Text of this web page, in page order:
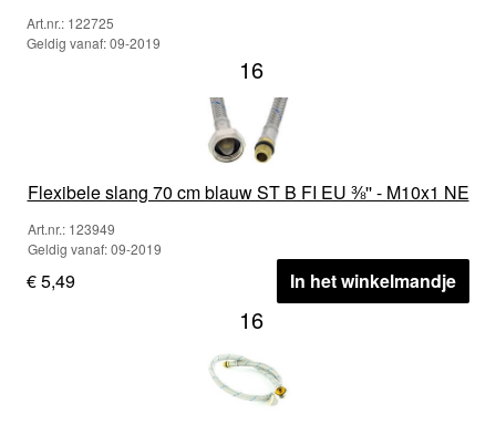
Art.nr.: 122725
Geldig vanaf: 09-2019
16
Flexibele slang 70 cm blauw ST B FI EU ⅜'' - M10x1 NE
Art.nr.: 123949
Geldig vanaf: 09-2019
€ 5,49 In het winkelmandje
16